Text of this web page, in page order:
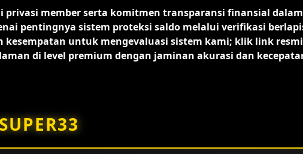
member serta komitmen transparansi finansial dalam
pentingnya sistem proteksi saldo melalui verifikasi
untuk mengevaluasi sistem kami; klik link
di level premium dengan jaminan akurasi dan